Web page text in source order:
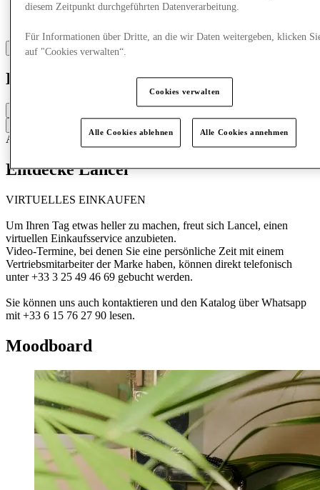
Lancel
Accessoires & TaschenTaschen & Kleinlederwaren
Entdecke Lancel
VIRTUELLES EINKAUFEN
Um Ihren Tag etwas heller zu machen, freut sich Lancel, einen
virtuellen Einkaufsservice anzubieten.
Video-Termine, bei denen Sie eine persönliche Zeit mit einem
Vertriebsmitarbeiter der Marke haben, können direkt telefonisch
unter +33 3 25 49 46 69 gebucht werden.
Sie können uns auch kontaktieren und den Katalog über Whatsapp
mit +33 6 15 76 27 90 lesen.
Moodboard
diesem Zeitpunkt durchgeführten Datenverarbeitung.
Für Informationen über Dritte, an die wir Daten weitergeben, klicken
auf "Cookies verwalten“.
Cookies verwalten
Alle Cookies ablehnen Alle Cookies annehmen